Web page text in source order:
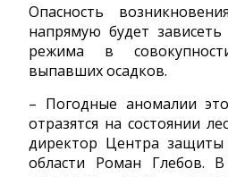
Опасность
напрямую будет
режима в
выпавших осадков.
– Погодные аномалии
отразятся на состоянии
директор Центра защиты
области Роман Глебов. В